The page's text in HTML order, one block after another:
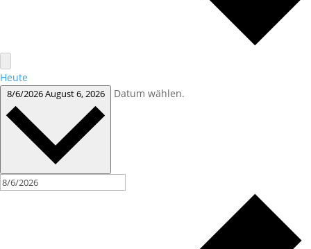
Heute
8/6/2026August 6, 2026 Datum wählen.